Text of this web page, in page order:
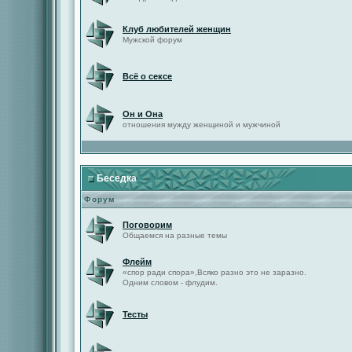
Клуб любителей женщин
Мужской форум
Всё о сексе
Он и Она
отношения мужду женщиной и мужчиной
Беседка
Форум
Поговорим
Общаемся на разные темы
Флейм
«спор ради спора»,Всяко разно это не заразно.
Одним словом - флудим.
Тесты